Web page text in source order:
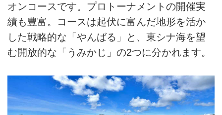
オンコースです。プロトーナメントの開催実
績も豊富。コースは起伏に富んだ地形を活か
した戦略的な「やんばる」と、東シナ海を望
む開放的な「うみかじ」の2つに分かれます。